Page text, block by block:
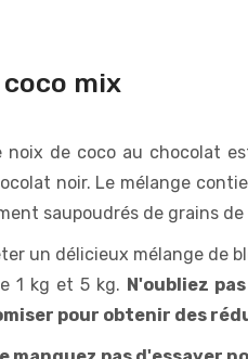
mix
noix de coco au chocolat
noir. Le mélange
saupoudrés de grains
un délicieux mélange de
1 kg et 5 kg. N'oubliez
pour obtenir des